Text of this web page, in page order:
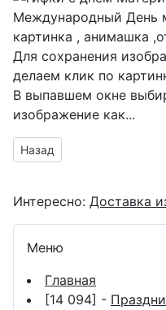
Международный День
картинка , анимашка
Для сохранения
делаем клик по
В выпавшем окне
изображение как...
Предыдущий материал:
Назад
Интересно: Доставка
Меню
Главная
[14 094] -